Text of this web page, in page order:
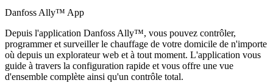
Danfoss Ally™ App
Depuis l'application Danfoss Ally™, vous pouvez contrôler,
programmer et surveiller le chauffage de votre domicile de n'importe
où depuis un explorateur web et à tout moment. L'application vous
guide à travers la configuration rapide et vous offre une vue
d'ensemble complète ainsi qu'un contrôle total.